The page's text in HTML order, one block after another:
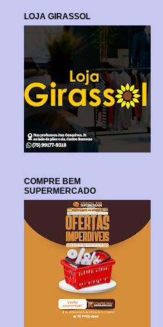
LOJA GIRASSOL
COMPRE BEM
SUPERMERCADO